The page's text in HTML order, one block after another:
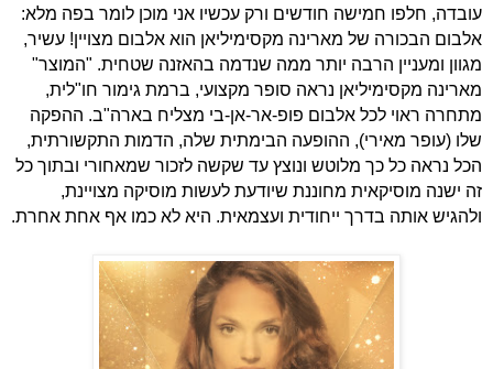
עובדה, חלפו חמישה חודשים ורק עכשיו אני מוכן לומר בפה מלא:
אלבום הבכורה של מארינה מקסימיליאן הוא אלבום מצויין! עשיר,
מגוון ומעניין הרבה יותר ממה שנדמה בהאזנה שטחית. "המוצר"
מארינה מקסימיליאן נראה סופר מקצועי, ברמת גימור חו"לית,
מתחרה ראוי לכל אלבום פופ-אר-אן-בי מצליח בארה"ב. ההפקה
שלו (עופר מאירי), ההופעה הבימתית שלה, הדמות התקשורתית,
הכל נראה כל כך מלוטש ונוצץ עד שקשה לזכור שמאחורי ובתוך כל
זה ישנה מוסיקאית מחוננת שיודעת לעשות מוסיקה מצויינת,
ולהגיש אותה בדרך ייחודית ועצמאית. היא לא כמו אף אחת אחרת.